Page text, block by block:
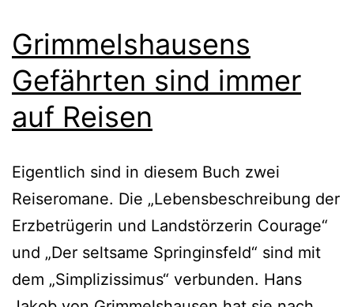
Grimmelshausens
Gefährten sind immer
auf Reisen
Eigentlich sind in diesem Buch zwei
Reiseromane. Die „Lebensbeschreibung der
Erzbetrügerin und Landstörzerin Courage“
und „Der seltsame Springinsfeld“ sind mit
dem „Simplizissimus“ verbunden. Hans